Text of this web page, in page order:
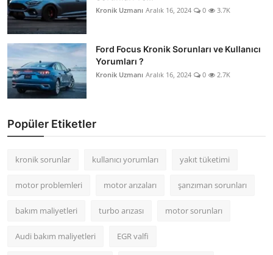
Kronik Uzmanı Aralık 16, 2024 0 3.7K
Ford Focus Kronik Sorunları ve Kullanıcı
Yorumları ?
Kronik Uzmanı Aralık 16, 2024 0 2.7K
Popüler Etiketler
kronik sorunlar kullanıcı yorumları yakıt tüketimi
motor problemleri motor arızaları şanzıman sorunları
bakım maliyetleri turbo arızası motor sorunları
Audi bakım maliyetleri EGR valfi